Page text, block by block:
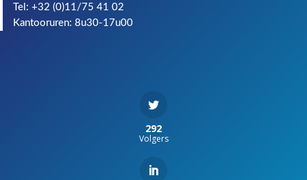
Tel: +32 (0)11/75 41 02
Kantooruren: 8u30-17u00
292
Volgers